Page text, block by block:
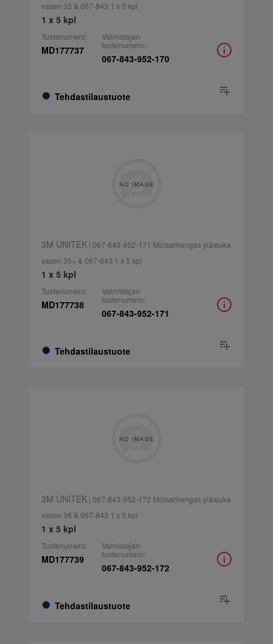
vasen 35 & 067-843 1 x 5 kpl
1 x 5 kpl
Tuotenumero:
MD177737
Tehdastilaustuote
Valmistajan
tuotenumero:
067-843-952-170
3M UNITEK| 067-843-952-171 Molaarirengas yläleuka
vasen 35+ & 067-843 1 x 5 kpl
1 x 5 kpl
Tuotenumero:
MD177738
Tehdastilaustuote
Valmistajan
tuotenumero:
067-843-952-171
3M UNITEK| 067-843-952-172 Molaarirengas yläleuka
vasen 36 & 067-843 1 x 5 kpl
1 x 5 kpl
Tuotenumero:
MD177739
Tehdastilaustuote
Valmistajan
tuotenumero:
067-843-952-172